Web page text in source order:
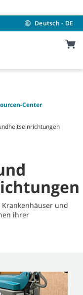
Deutsch - DE
Center
Krankenhäuser und
ihrer